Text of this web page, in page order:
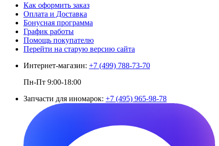
Как оформить заказ
Оплата и Доставка
Бонусная программа
График работы
Помощь покупателю
Перейти на старую версию сайта
Интернет-магазин: +7 (499) 788-73-70
Пн-Пт 9:00-18:00
Запчасти для иномарок: +7 (495) 965-98-78